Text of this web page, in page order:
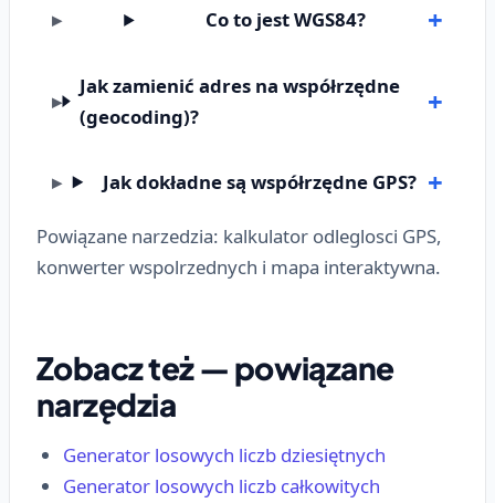
Co to jest WGS84?
Jak zamienić adres na współrzędne
(geocoding)?
Jak dokładne są współrzędne GPS?
Powiązane narzedzia: kalkulator odleglosci GPS,
konwerter wspolrzednych i mapa interaktywna.
Zobacz też — powiązane
narzędzia
Generator losowych liczb dziesiętnych
Generator losowych liczb całkowitych